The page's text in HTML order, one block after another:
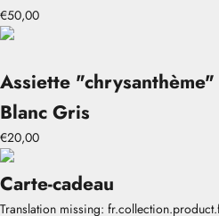
€50,00
Assiette "chrysanthème"
Blanc Gris
€20,00
Carte-cadeau
Translation missing: